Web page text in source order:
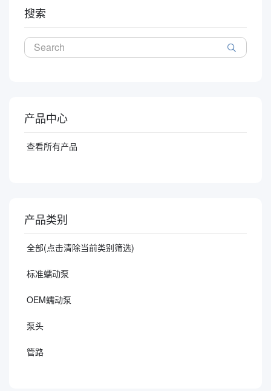
搜索
产品中心
查看所有产品
产品类别
全部(点击清除当前类别筛选)
标准蠕动泵
OEM蠕动泵
泵头
管路